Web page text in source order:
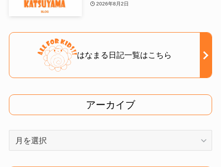
2026年8月2日
はなまる日記一覧はこちら
アーカイブ